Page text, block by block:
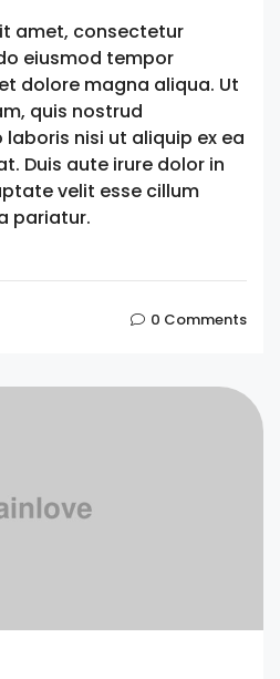
amet, consectetur
eiusmod tempor
dolore magna aliqua. Ut
quis nostrud
nisi ut aliquip ex ea
Duis aute irure dolor in
velit esse cillum
pariatur.
0 Comments